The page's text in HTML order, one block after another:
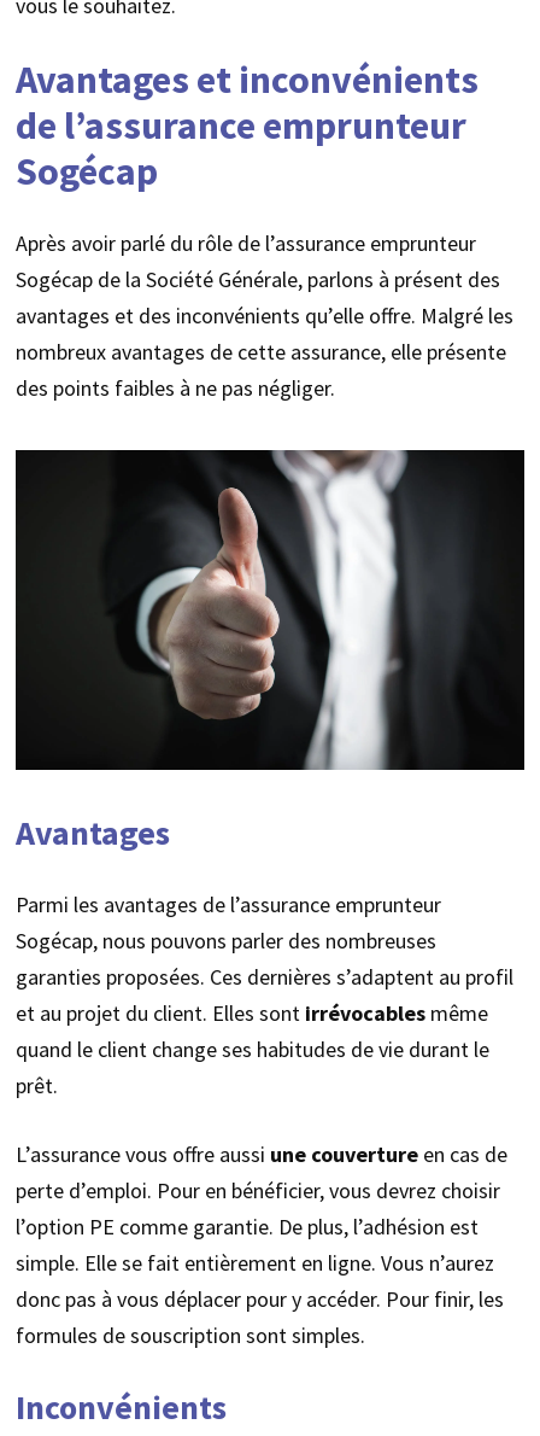
Avantages et inconvénients
de l’assurance emprunteur
Sogécap
Après avoir parlé du rôle de l’assurance emprunteur
Sogécap de la Société Générale, parlons à présent des
avantages et des inconvénients qu’elle offre. Malgré les
nombreux avantages de cette assurance, elle présente
des points faibles à ne pas négliger.
Avantages
Parmi les avantages de l’assurance emprunteur
Sogécap, nous pouvons parler des nombreuses
garanties proposées. Ces dernières s’adaptent au profil
et au projet du client. Elles sont irrévocablesmême
quand le client change ses habitudes de vie durant le
prêt.
L’assurance vous offre aussi une couvertureen cas de
perte d’emploi. Pour en bénéficier, vous devrez choisir
l’option PE comme garantie. De plus, l’adhésion est
simple. Elle se fait entièrement en ligne. Vous n’aurez
donc pas à vous déplacer pour y accéder. Pour finir, les
formules de souscription sont simples.
Inconvénients